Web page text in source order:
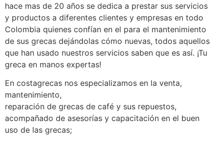
hace mas de 20 años se dedica a prestar sus servicios
y productos a diferentes clientes y empresas en todo
Colombia quienes confían en el para el mantenimiento
de sus grecas dejándolas cómo nuevas, todos aquellos
que han usado nuestros servicios saben que es así. ¡Tu
greca en manos expertas!
En costagrecas nos especializamos en la venta,
mantenimiento,
reparación de grecas de café y sus repuestos,
acompañado de asesorías y capacitación en el buen
uso de las grecas;